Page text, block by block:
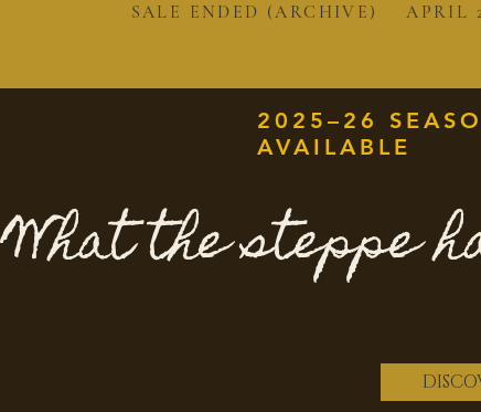
SALE ENDED (ARCHIVE) APRIL
2025–26
AVAILABLE
What the steppe